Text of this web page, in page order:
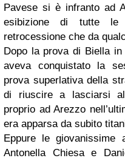
Pavese si è infranto ad
esibizione di tutte le
retrocessione che da
Dopo la prova di Biella
aveva conquistato la
prova superlativa della
di riuscire a lasciarsi
proprio ad Arezzo
era apparsa da subito
Eppure le giovanissime
Antonella Chiesa e